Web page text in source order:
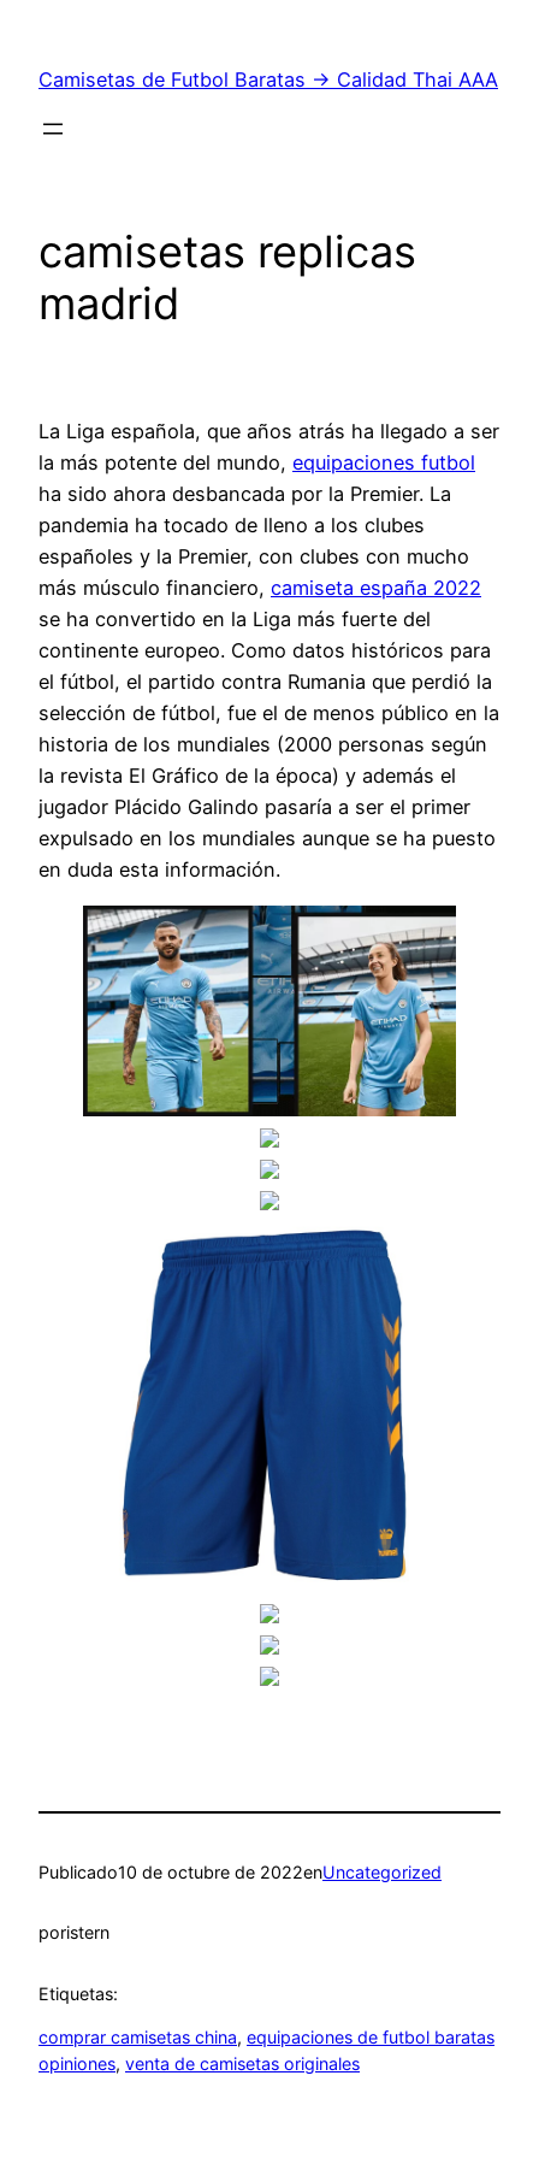
contenido
Camisetas de Futbol Baratas → Calidad Thai AAA
camisetas replicas
madrid
La Liga española, que años atrás ha llegado a ser
la más potente del mundo, equipaciones futbol
ha sido ahora desbancada por la Premier. La
pandemia ha tocado de lleno a los clubes
españoles y la Premier, con clubes con mucho
más músculo financiero, camiseta españa 2022
se ha convertido en la Liga más fuerte del
continente europeo. Como datos históricos para
el fútbol, el partido contra Rumania que perdió la
selección de fútbol, fue el de menos público en la
historia de los mundiales (2000 personas según
la revista El Gráfico de la época) y además el
jugador Plácido Galindo pasaría a ser el primer
expulsado en los mundiales aunque se ha puesto
en duda esta información.
Publicado10 de octubre de 2022enUncategorized
poristern
Etiquetas:
comprar camisetas china, equipaciones de futbol baratas
opiniones, venta de camisetas originales